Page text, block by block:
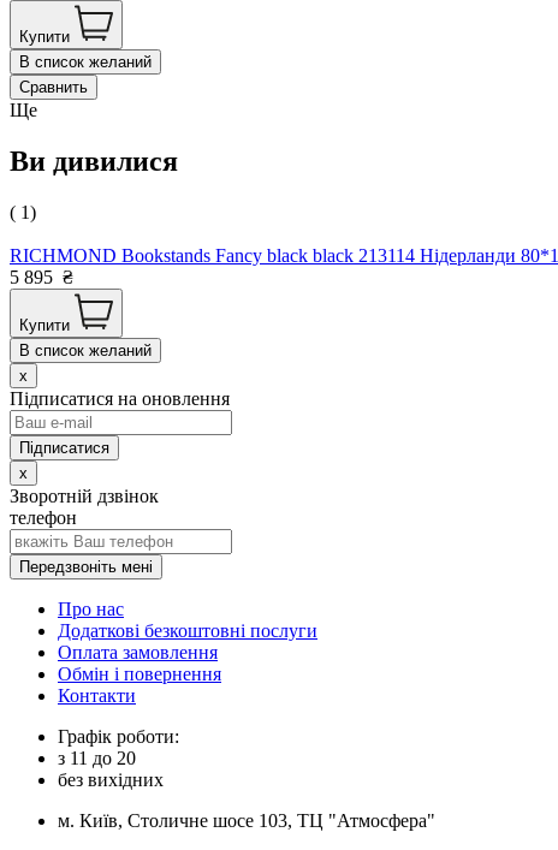
Купити
В список желаний
Сравнить
Ще
Ви дивилися
( 1)
RICHMOND Bookstands Fancy black black 213114 Нідерланди
5 895 ₴
Купити
В список желаний
x
Підписатися на оновлення
x
Зворотній дзвінок
телефон
Передзвоніть мені
Про нас
Додаткові безкоштовні послуги
Оплата замовлення
Обмін і повернення
Контакти
Графік роботи:
з 11 до 20
без вихідних
м. Київ, Столичне шосе 103, ТЦ "Атмосфера"